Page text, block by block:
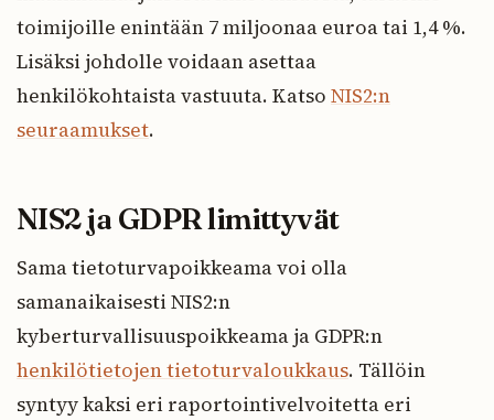
toimijoille enintään 7 miljoonaa euroa tai 1,4 %.
Lisäksi johdolle voidaan asettaa
henkilökohtaista vastuuta. Katso NIS2:n
seuraamukset.
NIS2 ja GDPR limittyvät
Sama tietoturvapoikkeama voi olla
samanaikaisesti NIS2:n
kyberturvallisuuspoikkeama ja GDPR:n
henkilötietojen tietoturvaloukkaus. Tällöin
syntyy kaksi eri raportointivelvoitetta eri